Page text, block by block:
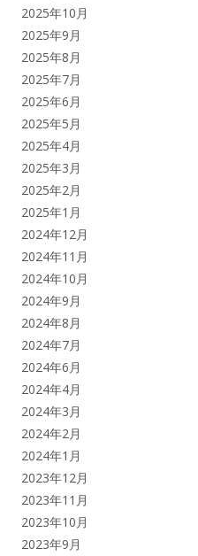
2025年10月
2025年9月
2025年8月
2025年7月
2025年6月
2025年5月
2025年4月
2025年3月
2025年2月
2025年1月
2024年12月
2024年11月
2024年10月
2024年9月
2024年8月
2024年7月
2024年6月
2024年4月
2024年3月
2024年2月
2024年1月
2023年12月
2023年11月
2023年10月
2023年9月